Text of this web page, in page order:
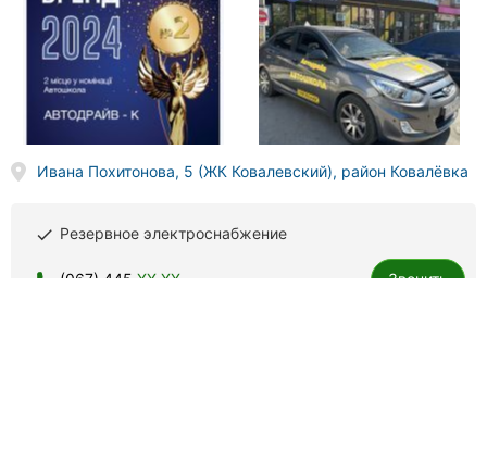
Ивана Похитонова, 5 (ЖК Ковалевский), район Ковалёвка
done Резервное электроснабжение
(067) 445 XX XX Звонить